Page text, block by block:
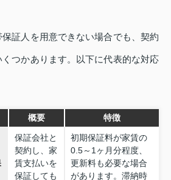
証人を用意できない場合でも、契約
つかあります。以下に代表的な対応
概要 特徴
保証会社と
契約し、家
賃支払いを
保証しても
初期保証料が家賃の
0.5～1ヶ月分程度、
更新料も必要な場合
があります。滞納時